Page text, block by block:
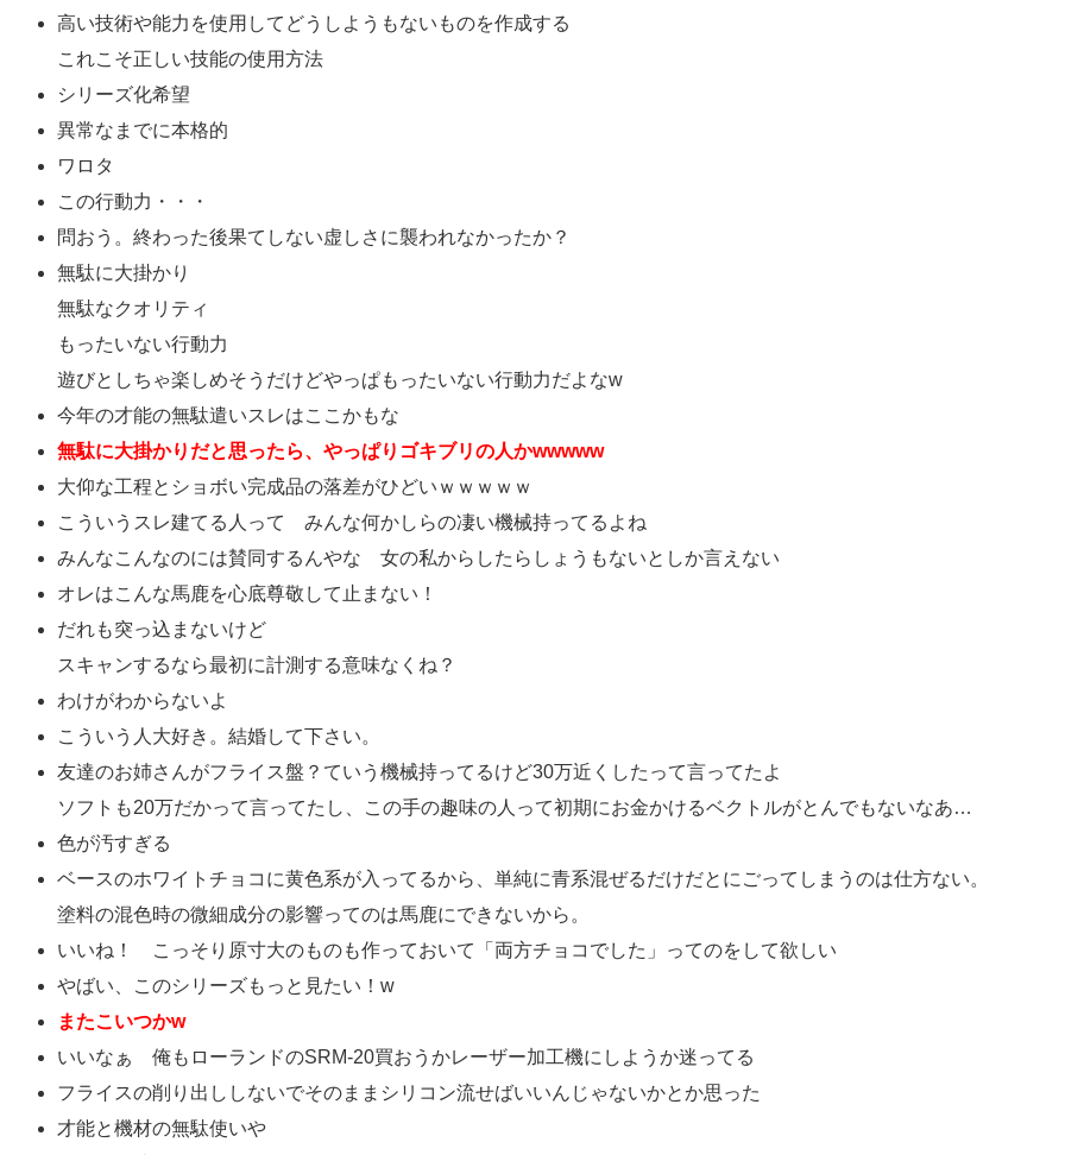
高い技術や能力を使用してどうしようもないものを作成する
これこそ正しい技能の使用方法
シリーズ化希望
異常なまでに本格的
ワロタ
この行動力・・・
問おう。終わった後果てしない虚しさに襲われなかったか？
無駄に大掛かり
無駄なクオリティ
もったいない行動力
遊びとしちゃ楽しめそうだけどやっぱもったいない行動力だよなw
今年の才能の無駄遣いスレはここかもな
無駄に大掛かりだと思ったら、やっぱりゴキブリの人かwwwww
大仰な工程とショボい完成品の落差がひどいｗｗｗｗｗ
こういうスレ建てる人って みんな何かしらの凄い機械持ってるよね
みんなこんなのには賛同するんやな 女の私からしたらしょうもないとしか言えない
オレはこんな馬鹿を心底尊敬して止まない！
だれも突っ込まないけど
スキャンするなら最初に計測する意味なくね？
わけがわからないよ
こういう人大好き。結婚して下さい。
友達のお姉さんがフライス盤？ていう機械持ってるけど30万近くしたって言ってたよ
ソフトも20万だかって言ってたし、この手の趣味の人って初期にお金かけるベクトルがとんでもないなあ…
色が汚すぎる
ベースのホワイトチョコに黄色系が入ってるから、単純に青系混ぜるだけだとにごってしまうのは仕方ない。
塗料の混色時の微細成分の影響ってのは馬鹿にできないから。
いいね！ こっそり原寸大のものも作っておいて「両方チョコでした」ってのをして欲しい
やばい、このシリーズもっと見たい！w
またこいつかw
いいなぁ 俺もローランドのSRM-20買おうかレーザー加工機にしようか迷ってる
フライスの削り出ししないでそのままシリコン流せばいいんじゃないかとか思った
才能と機材の無駄使いや